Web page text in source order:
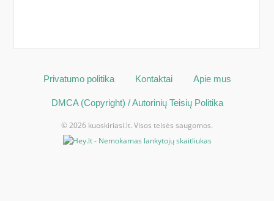
Privatumo politika Kontaktai Apie mus
DMCA (Copyright) / Autorinių Teisių Politika
© 2026 kuoskiriasi.lt. Visos teisės saugomos.